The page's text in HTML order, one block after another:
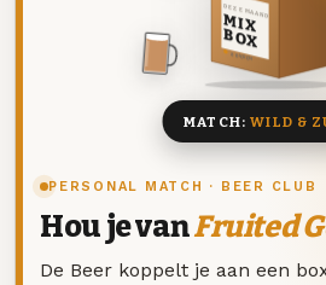
PERSONAL MATCH · BEER CLUB
Hou je vanFruited
De Beer koppelt je aan een
DEZE MAAND
MIX
BOX
8 BIEREN
MATCH:WILD &